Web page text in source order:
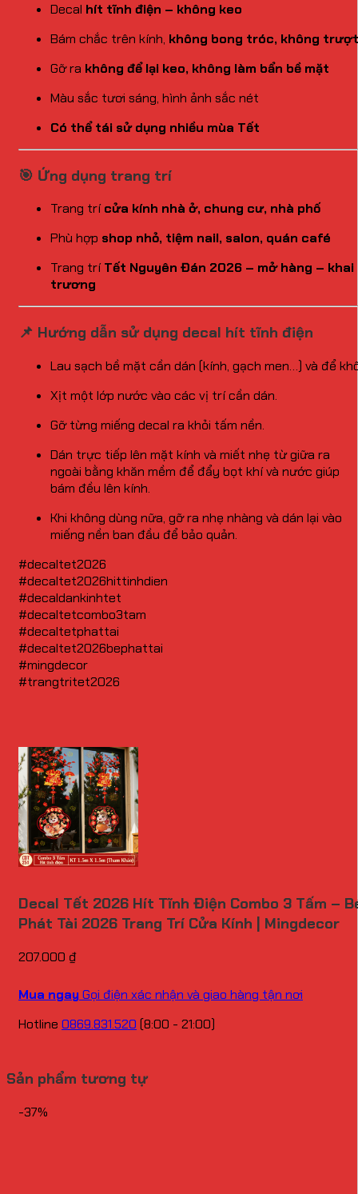
Decal hít tĩnh điện – không keo
Bám chắc trên kính, không bong tróc, không trượt
Gỡ ra không để lại keo, không làm bẩn bề mặt
Màu sắc tươi sáng, hình ảnh sắc nét
Có thể tái sử dụng nhiều mùa Tết
🎯 Ứng dụng trang trí
Trang trícửa kính nhà ở, chung cư, nhà phố
Phù hợp shop nhỏ, tiệm nail, salon, quán café
Trang tríTết Nguyên Đán 2026 – mở hàng – khai
trương
📌 Hướng dẫn sử dụng decal hít tĩnh điện
Lau sạch bề mặt cần dán (kính, gạch men…) và để
Xịt một lớp nước vào các vị trí cần dán.
Gỡ từng miếng decal ra khỏi tấm nền.
Dán trực tiếp lên mặt kính và miết nhẹ từ giữa ra
ngoài bằng khăn mềm để đẩy bọt khí và nước giúp
bám đều lên kính.
Khi không dùng nữa, gỡ ra nhẹ nhàng và dán lại vào
miếng nền ban đầu để bảo quản.
#decaltet2026
#decaltet2026hittinhdien
#decaldankinhtet
#decaltetcombo3tam
#decaltetphattai
#decaltet2026bephattai
#mingdecor
#trangtritet2026
Decal Tết 2026 Hít Tĩnh Điện Combo 3 Tấm –
Phát Tài 2026 Trang Trí Cửa Kính | Mingdecor
207.000 ₫
Mua ngayGọi điện xác nhận và giao hàng tận nơi
Hotline 0869.831.520 (8:00 - 21:00)
Sản phẩm tương tự
-37%